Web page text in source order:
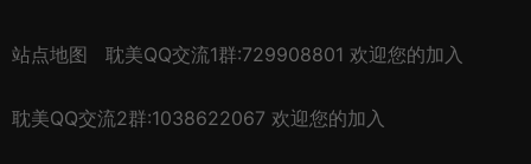
站点地图 耽美QQ交流1群:729908801 欢迎您的加入
耽美QQ交流2群:1038622067 欢迎您的加入